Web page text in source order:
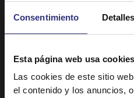
Consentimiento Detalles
Esta página web usa cookies
Las cookies de este sitio
el contenido y los anuncios,
31 - 60 minutos Baja